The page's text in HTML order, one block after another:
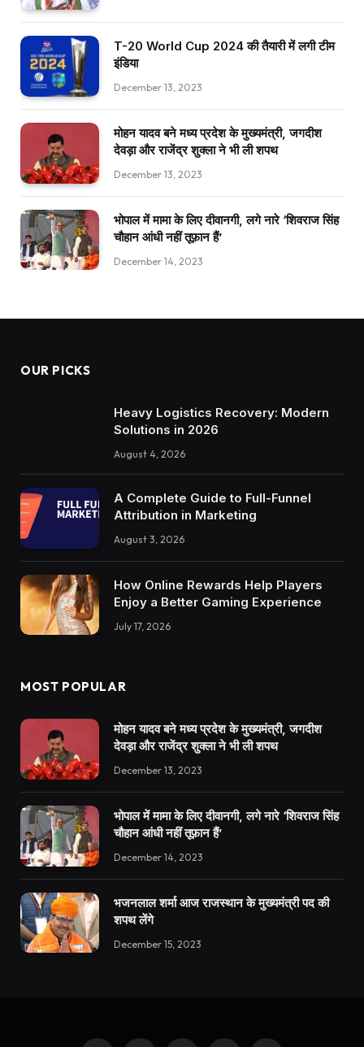
T-20 World Cup 2024 की तैयारी में लगी टीम
इंडिया
December 13, 2023
मोहन यादव बने मध्य प्रदेश के मुख्यमंत्री, जगदीश
देवड़ा और राजेंद्र शुक्ला ने भी ली शपथ
December 13, 2023
भोपाल में मामा के लिए दीवानगी, लगे नारे ‘शिवराज सिंह
चौहान आंधी नहीं तूफ़ान हैं’
December 14, 2023
OUR PICKS
Heavy Logistics Recovery: Modern
Solutions in 2026
August 4, 2026
A Complete Guide to Full-Funnel
Attribution in Marketing
August 3, 2026
How Online Rewards Help Players
Enjoy a Better Gaming Experience
July 17, 2026
MOST POPULAR
मोहन यादव बने मध्य प्रदेश के मुख्यमंत्री, जगदीश
देवड़ा और राजेंद्र शुक्ला ने भी ली शपथ
December 13, 2023
भोपाल में मामा के लिए दीवानगी, लगे नारे ‘शिवराज सिंह
चौहान आंधी नहीं तूफ़ान हैं’
December 14, 2023
भजनलाल शर्मा आज राजस्थान के मुख्यमंत्री पद की
शपथ लेंगे
December 15, 2023